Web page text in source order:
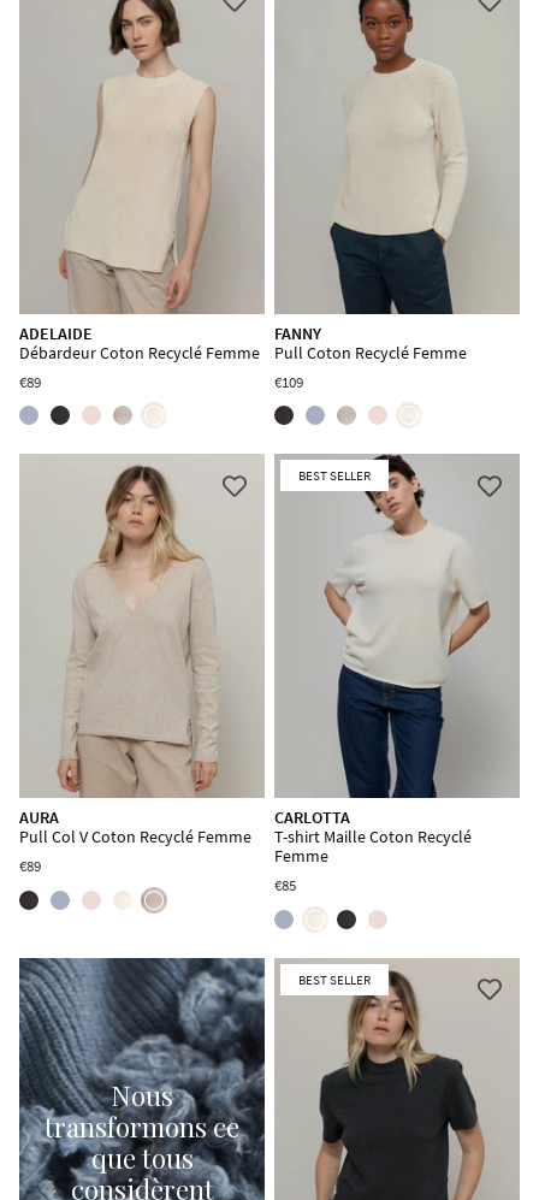
ADELAIDE
Débardeur Coton Recyclé Femme
€89
FANNY
Pull Coton Recyclé Femme
€109
AURA
Pull Col V Coton Recyclé Femme
€89
BEST SELLER
CARLOTTA
T-shirt Maille Coton Recyclé
Femme
€85
Nous
transformons ce
que tous
considèrent
BEST SELLER
Livraison gratuite valable uniquement pour les pays de
En vous inscrivant, vous déclarez avoir lu et accepté la
et les